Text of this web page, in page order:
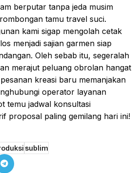
berputar tanpa jeda musim
tamu travel suci.
kami sigap mengolah cetak
menjadi sajian garmen siap
Oleh sebab itu, segeralah
merajut peluang obrolan hangat
kreasi baru memanjakan
operator layanan
temu jadwal konsultasi
proposal paling gemilang hari ini!
sublim